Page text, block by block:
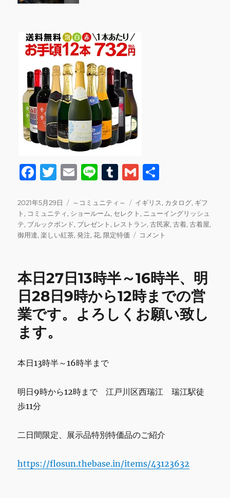
F
c
e
b
o
k
T
it
te
r
E
ai
l
Li
e
T
m
bl
r
G
ai
l
投
稿
日:
2021年5月29日
カ
テ
ゴ
リ
～コミュニティ～
タ
グ
イギリス, カタログ, ギフ
ト , コミュニティ, ショールーム, セレクト , ニューイングリッシュ
テ, ブルックボンド, プレゼント , レストラン,古民家,古着,古着屋,
御用達,楽しい紅茶,発注,花,限定特価
明
9
時
か
ら
16
業
コメント
本日27日13時半～16時半、明
日28日9時から12時までの営
業です。よろしくお願い致し
ます。
本日13時半～16時半まで
明日9時から12時まで 江戸川区西瑞江 瑞江駅徒
歩11分
二日間限定、展示品特別特価品のご紹介
https://flosun.thebase.in/items/43123632